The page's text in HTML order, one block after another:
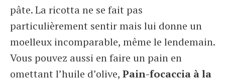
pâte. La ricotta ne se fait pas
particulièrement sentir mais lui donne un
moelleux incomparable, même le lendemain.
Vous pouvez aussi en faire un pain en
omettant l’huile d’olive, Pain-focaccia à la